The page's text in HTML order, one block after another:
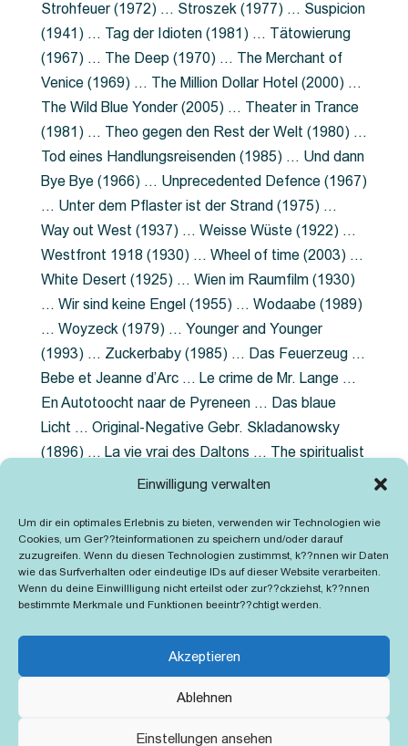
Einwilligung verwalten
Um dir ein optimales Erlebnis zu bieten, verwenden wir Technologien wie
Cookies, um Ger??teinformationen zu speichern und/oder darauf
zuzugreifen. Wenn du diesen Technologien zustimmst, k??nnen wir Daten
wie das Surfverhalten oder eindeutige IDs auf dieser Website verarbeiten.
Wenn du deine Einwillligung nicht erteilst oder zur??ckziehst, k??nnen
bestimmte Merkmale und Funktionen beeintr??chtigt werden.
Akzeptieren
Ablehnen
Einstellungen ansehen
Strohfeuer (1972) … Stroszek (1977) … Suspicion
(1941) … Tag der Idioten (1981) … Tätowierung
(1967) … The Deep (1970) … The Merchant of
Venice (1969) … The Million Dollar Hotel (2000) …
The Wild Blue Yonder (2005) … Theater in Trance
(1981) … Theo gegen den Rest der Welt (1980) …
Tod eines Handlungsreisenden (1985) … Und dann
Bye Bye (1966) … Unprecedented Defence (1967)
… Unter dem Pflaster ist der Strand (1975) …
Way out West (1937) … Weisse Wüste (1922) …
Westfront 1918 (1930) … Wheel of time (2003) …
White Desert (1925) … Wien im Raumfilm (1930)
… Wir sind keine Engel (1955) … Wodaabe (1989)
… Woyzeck (1979) … Younger and Younger
(1993) … Zuckerbaby (1985) … Das Feuerzeug …
Bebe et Jeanne d’Arc … Le crime de Mr. Lange …
En Autotoocht naar de Pyreneen … Das blaue
Licht … Original-Negative Gebr. Skladanowsky
(1896) … La vie vrai des Daltons … The spiritualist
photographer … Feuer im Fjord … The Song of the
Grubenlampe … Tolstoy … Grün ist die Heide …
Lady Hamilton … Mütter verzaget nicht …
Ruttmann Werbefilme